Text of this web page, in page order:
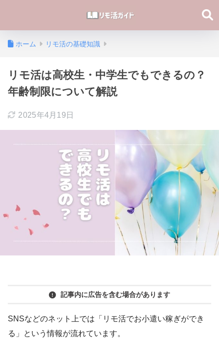
ホーム リモ活の基礎知識
リモ活は高校生・中学生でもできるの？
年齢制限について解説
2025年4月19日
記事内に広告を含む場合があります
SNSなどのネット上では「リモ活でお小遣い稼ぎができ
る」という情報が流れています。